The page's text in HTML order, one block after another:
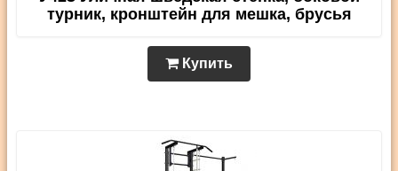
турник, кронштейн для мешка, брусья
Купить